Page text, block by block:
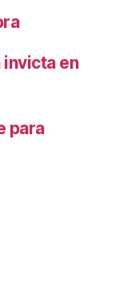
invicta en
para